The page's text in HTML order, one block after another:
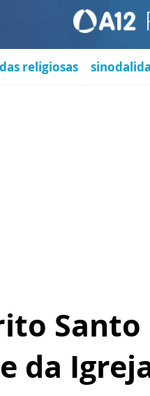
religiosas
da